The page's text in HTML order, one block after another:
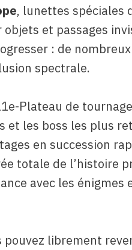
, lunettes spéciales
et passages
: de
spectrale.
Plateau de
et les boss les plus
en succession
totale de l’histoire
avec les
librement